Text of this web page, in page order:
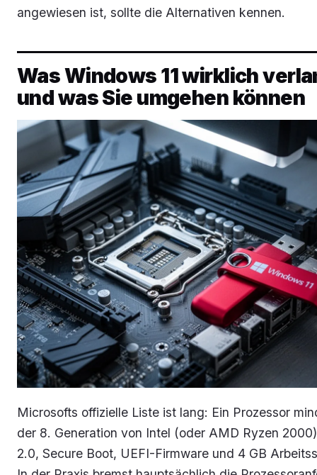
angewiesen ist, sollte die Alternativen kennen.
Was Windows 11 wirklich
und was Sie umgehen können
Microsofts offizielle Liste ist lang: Ein Prozessor
der 8. Generation von Intel (oder AMD Ryzen
2.0, Secure Boot, UEFI-Firmware und 4 GB